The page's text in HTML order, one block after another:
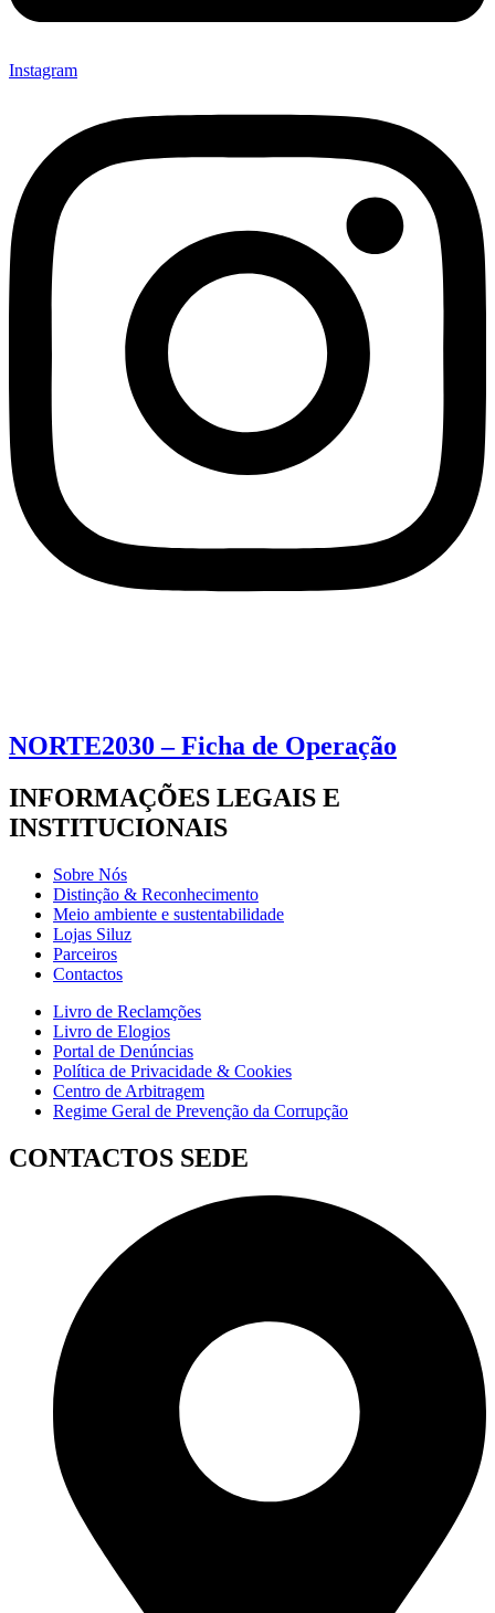
Instagram
NORTE2030 – Ficha de Operação
INFORMAÇÕES LEGAIS E
INSTITUCIONAIS
Sobre Nós
Distinção & Reconhecimento
Meio ambiente e sustentabilidade
Lojas Siluz
Parceiros
Contactos
Livro de Reclamções
Livro de Elogios
Portal de Denúncias
Política de Privacidade & Cookies
Centro de Arbitragem
Regime Geral de Prevenção da Corrupção
CONTACTOS SEDE